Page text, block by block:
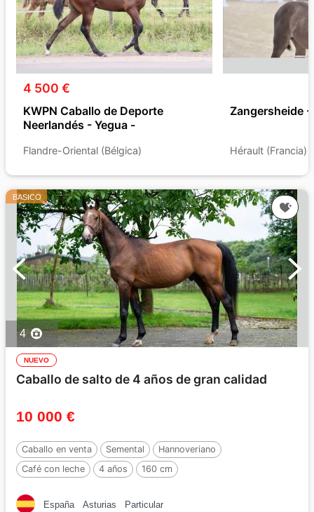
4 500 €
KWPN Caballo de Deporte
Neerlandés - Yegua -
Flandre-Oriental (Bélgica)
Zangersheide
Hérault (Francia)
BASICO
4
NUEVO
Caballo de salto de 4 años de gran calidad
10 000 €
Caballo en venta Semental
Hannoveriano
Café con leche
4 años 160 cm
España Asturias Particular